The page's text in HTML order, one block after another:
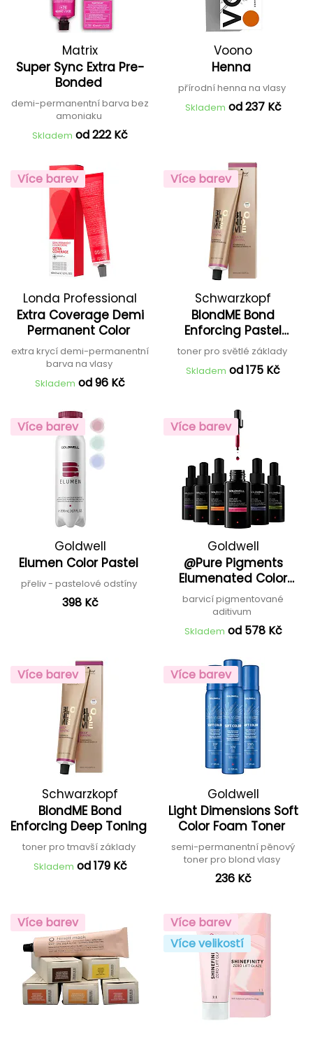
Matrix
Super Sync Extra Pre-
Bonded
demi-permanentní barva bez
amoniaku
Skladem od 222 Kč
Voono
Henna
přírodní henna na vlasy
Skladem od 237 Kč
Více barev
Londa Professional
Extra Coverage Demi
Permanent Color
extra krycí demi-permanentní
barva na vlasy
Skladem od 96 Kč
Více barev
Schwarzkopf
Professional
BlondME Bond
Enforcing Pastel
Toning
toner pro světlé základy
Skladem od 175 Kč
Více barev
Goldwell
Elumen Color Pastel
přeliv - pastelové odstíny
398 Kč
Více barev
Goldwell
@Pure Pigments
Elumenated Color
Additive
barvicí pigmentované
aditivum
Skladem od 578 Kč
Více barev
Schwarzkopf
Professional
BlondME Bond
Enforcing Deep Toning
toner pro tmavší základy
Skladem od 179 Kč
Více barev
Goldwell
Light Dimensions Soft
Color Foam Toner
semi-permanentní pěnový
toner pro blond vlasy
236 Kč
Více barev
Více barev
Více velikostí